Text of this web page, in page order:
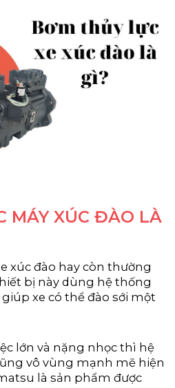
MÁY XÚC ĐÀO LÀ
xúc đào hay còn thường
bị này dùng hệ thống
xe có thể đào sới một
lớn và nặng nhọc thì hệ
vô vùng mạnh mẽ hiện
là sản phẩm được